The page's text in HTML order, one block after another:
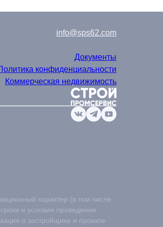
info@sps62.com
Документы
конфиденциальности
Коммерческая недвижимость
характер (в том числе
и условия проведения
о застройщике и проекте